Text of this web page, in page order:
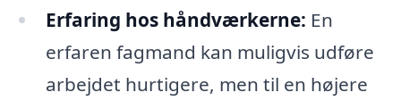
Erfaring hos håndværkerne: En
erfaren fagmand kan muligvis udføre
arbejdet hurtigere, men til en højere